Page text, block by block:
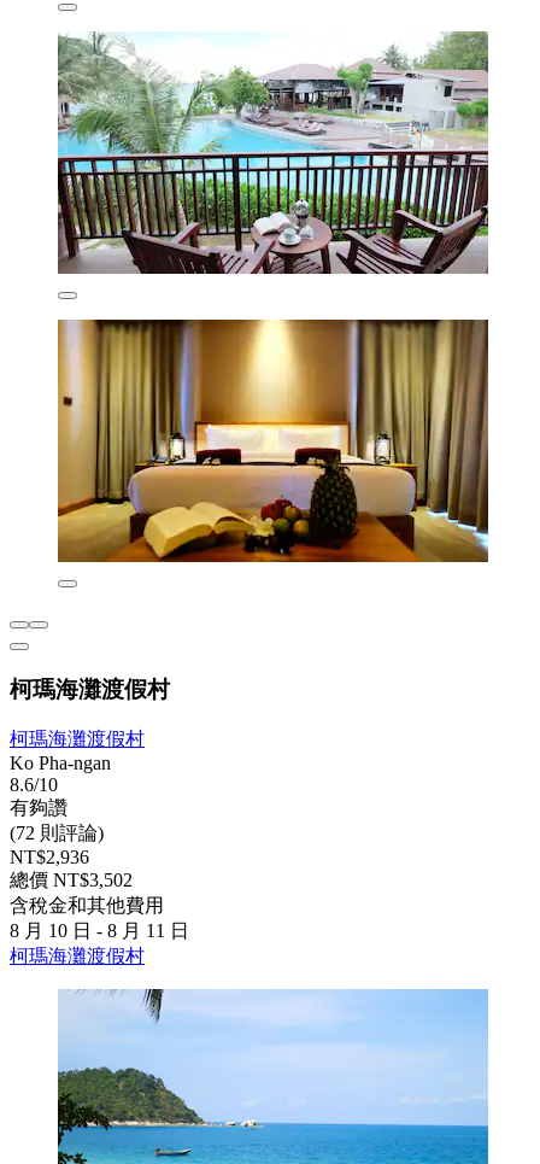
柯瑪海灘渡假村
柯瑪海灘渡假村
Ko Pha-ngan
8.6/10
有夠讚
(72 則評論)
NT$2,936
總價 NT$3,502
含稅金和其他費用
8 月 10 日 - 8 月 11 日
柯瑪海灘渡假村